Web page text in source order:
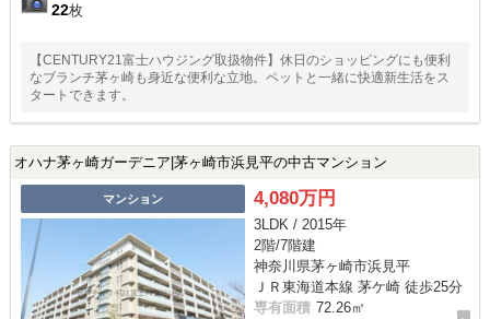
22枚
【CENTURY21富士ハウジング取扱物件】休日のショッピングにも便利
なブランチ茅ヶ崎も身近な便利な立地。ペットと一緒に快適新生活をス
タートできます。
オハナ茅ヶ崎ガーデニア|茅ヶ崎市浜見平の中古マンション
マンション 4,080万円
3LDK / 2015年
2階/7階建
神奈川県茅ヶ崎市浜見平
ＪＲ東海道本線 茅ケ崎 徒歩25分
専有面積 72.26㎡